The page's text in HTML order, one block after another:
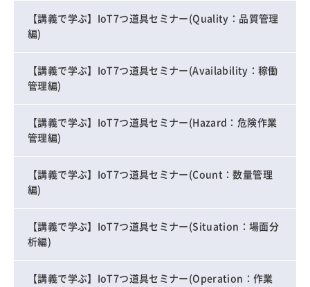
【講義で学ぶ】IoT7つ道具セミナー(Quality：品質管理
編)
【講義で学ぶ】IoT7つ道具セミナー(Availability：稼働
管理編)
【講義で学ぶ】IoT7つ道具セミナー(Hazard：危険作業
管理編)
【講義で学ぶ】IoT7つ道具セミナー(Count：数量管理
編)
【講義で学ぶ】IoT7つ道具セミナー(Situation：場面分
析編)
【講義で学ぶ】IoT7つ道具セミナー(Operation：作業